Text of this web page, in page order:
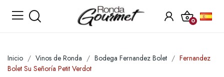
0
Inicio Vinos de Ronda Bodega Fernandez Bolet
Fernandez
Bolet Su Señoría Petit Verdot